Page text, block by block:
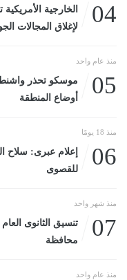
04
الخارجية
لإغلاق المجالات
منذ عام واحد
05
موسكو تحذر
أوضاع المنطقة
منذ 18 يومًا
06
إعلام عبرى: سلاح
للقصوى
منذ شهر واحد
07
محافظة
منذ عام واحد